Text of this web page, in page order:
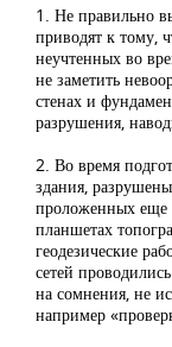
1. Не правильно
приводят к тому,
неучтенных во
не заметить
стенах и
разрушения,
2. Во время
здания,
проложенных
планшетах
геодезические
сетей
на сомнения, не
например